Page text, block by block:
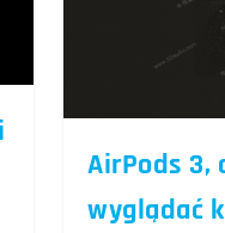
AirPods 3,
wyglądać